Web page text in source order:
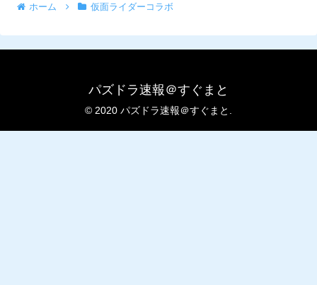
ホーム 仮面ライダーコラボ
パズドラ速報＠すぐまと
© 2020 パズドラ速報＠すぐまと.